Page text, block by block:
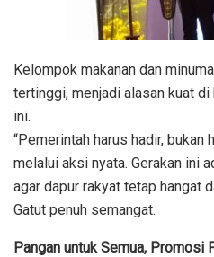
Kelompok makanan dan
tertinggi, menjadi alasan kuat
ini.
“Pemerintah harus hadir,
melalui aksi nyata. Gerakan ini
agar dapur rakyat tetap hangat
Gatut penuh semangat.
Pangan untuk Semua, Promosi